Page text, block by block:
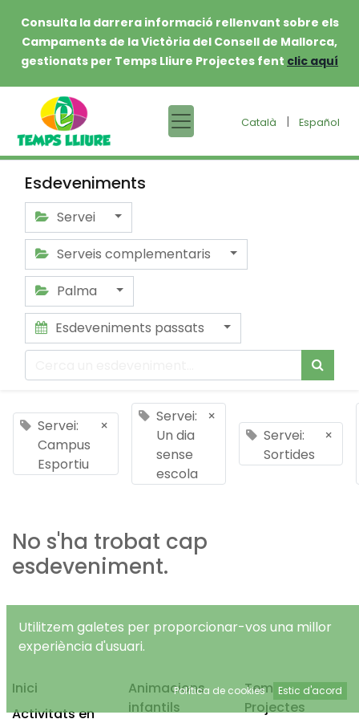
Consulta la darrera informació rellenvant sobre els
Campaments de la Victòria del Consell de Mallorca,
gestionats per Temps Lliure Projectes fent clic aquí
Català | Español
Esdeveniments
Servei
Serveis complementaris
Palma
Esdeveniments passats
Servei:
Campus
Esportiu
×
Servei:
Un dia
sense
escola
×
Servei:
Sortides
×
No s'ha trobat cap
esdeveniment.
Inici
Activitats en
Animacions
infantils
Temps Lliure
Projectes
Utilitzem galetes per proporcionar-vos una millor
experiència d'usuari.
Política de cookies Estic d'acord